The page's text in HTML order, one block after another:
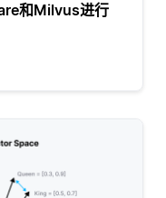
和Milvus进行